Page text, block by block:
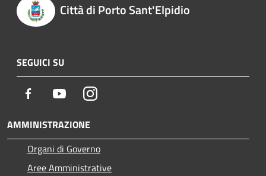
Città di Porto Sant'Elpidio
SEGUICI SU
Facebook YoutubeInstagram
AMMINISTRAZIONE
Organi di Governo
Aree Amministrative